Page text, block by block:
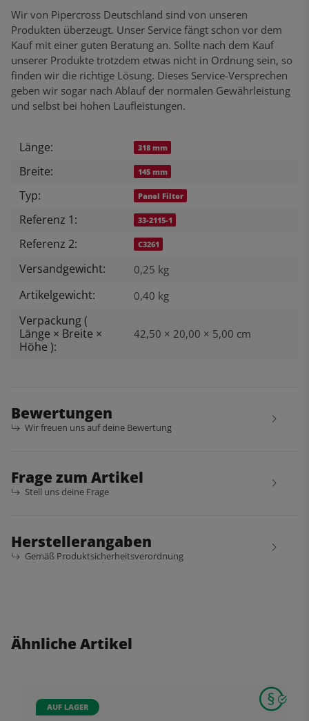
Wir von Pipercross Deutschland sind von unseren
Produkten überzeugt. Unser Service fängt schon vor dem
Kauf mit einer guten Beratung an. Sollte nach dem Kauf
unserer Produkte trotzdem etwas nicht in Ordnung sein, so
finden wir die richtige Lösung. Dieses Service-Versprechen
geben wir sogar nach Ablauf der normalen Gewährleistung
und selbst bei hohen Laufleistungen.
Produkteigenschaft
Wert
Länge: 318 mm
Breite: 145 mm
Typ: Panel Filter
Referenz 1: 33-2115-1
Referenz 2: C3261
Versandgewicht: 0,25 kg
Artikelgewicht: 0,40 kg
Verpackung (
Länge × Breite ×
Höhe ):
42,50 × 20,00 × 5,00 cm
Bewertungen
Wir freuen uns auf deine Bewertung
Frage zum Artikel
Stell uns deine Frage
Herstellerangaben
Gemäß Produktsicherheitsverordnung
Ähnliche Artikel
AUF LAGER